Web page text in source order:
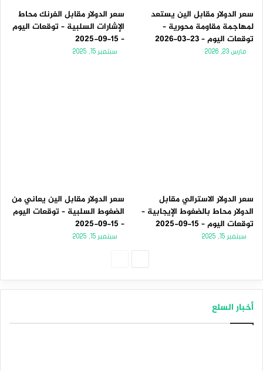
سعر الدولار مقابل الين يستعد
لمهاجمة مقاومة محورية –
توقعات اليوم – 23-03-2026
مارس 23, 2026
سعر الدولار مقابل الفرنك محاط
الإشارات السلبية – توقعات اليوم
– 15-09-2025
سبتمبر 15, 2025
سعر الدولار الاسترالي مقابل
الدولار محاط بالضغوط الإيجابية –
توقعات اليوم – 15-09-2025
سبتمبر 15, 2025
سعر الدولار مقابل الين يعاني من
الضغوط السلبية – توقعات اليوم
– 15-09-2025
سبتمبر 15, 2025
أخبار السلع